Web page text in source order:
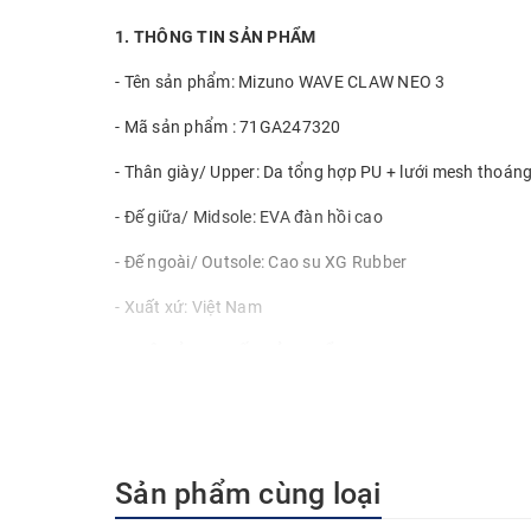
1. THÔNG TIN SẢN PHẨM
- Tên sản phẩm: Mizuno WAVE CLAW NEO 3
- Mã sản phẩm : 71GA247320
- Thân giày/ Upper: Da tổng hợp PU + lưới mesh
- Đế giữa/ Midsole: EVA đàn hồi cao
- Đế ngoài/ Outsole: Cao su XG Rubber
- Xuất xứ: Việt Nam
Giày mang một thiết kế hiện đại, tập trung vào nhiều
giảm trọng lượng của giày và tăng tốc độ trong quá
Sản phẩm cùng loại